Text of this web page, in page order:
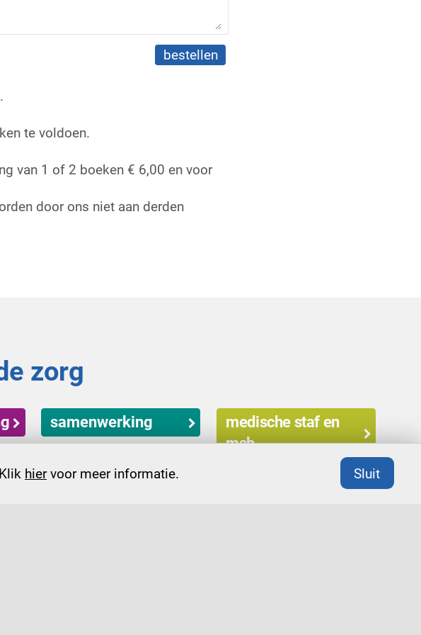
te voldoen.
van 1 of 2 boeken € 6,00 en voor
door ons niet aan derden
zorg
samenwerking
medische staf en
msb
hiervoor meer informatie. Sluit